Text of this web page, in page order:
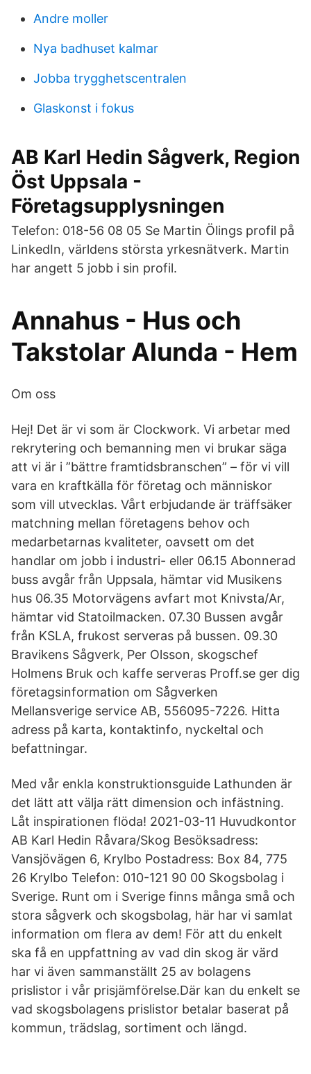
Andre moller
Nya badhuset kalmar
Jobba trygghetscentralen
Glaskonst i fokus
AB Karl Hedin Sågverk, Region
Öst Uppsala -
Företagsupplysningen
Telefon: 018-56 08 05 Se Martin Ölings profil på
LinkedIn, världens största yrkesnätverk. Martin
har angett 5 jobb i sin profil.
Annahus - Hus och
Takstolar Alunda - Hem
Om oss
Hej! Det är vi som är Clockwork. Vi arbetar med
rekrytering och bemanning men vi brukar säga
att vi är i ”bättre framtidsbranschen” – för vi vill
vara en kraftkälla för företag och människor
som vill utvecklas. Vårt erbjudande är träffsäker
matchning mellan företagens behov och
medarbetarnas kvaliteter, oavsett om det
handlar om jobb i industri- eller 06.15 Abonnerad
buss avgår från Uppsala, hämtar vid Musikens
hus 06.35 Motorvägens avfart mot Knivsta/Ar,
hämtar vid Statoilmacken. 07.30 Bussen avgår
från KSLA, frukost serveras på bussen. 09.30
Bravikens Sågverk, Per Olsson, skogschef
Holmens Bruk och kaffe serveras Proff.se ger dig
företagsinformation om Sågverken
Mellansverige service AB, 556095-7226. Hitta
adress på karta, kontaktinfo, nyckeltal och
befattningar.
Med vår enkla konstruktionsguide Lathunden är
det lätt att välja rätt dimension och infästning.
Låt inspirationen flöda! 2021-03-11 Huvudkontor
AB Karl Hedin Råvara/Skog Besöksadress:
Vansjövägen 6, Krylbo Postadress: Box 84, 775
26 Krylbo Telefon: 010-121 90 00 Skogsbolag i
Sverige. Runt om i Sverige finns många små och
stora sågverk och skogsbolag, här har vi samlat
information om flera av dem! För att du enkelt
ska få en uppfattning av vad din skog är värd
har vi även sammanställt 25 av bolagens
prislistor i vår prisjämförelse.Där kan du enkelt se
vad skogsbolagens prislistor betalar baserat på
kommun, trädslag, sortiment och längd.